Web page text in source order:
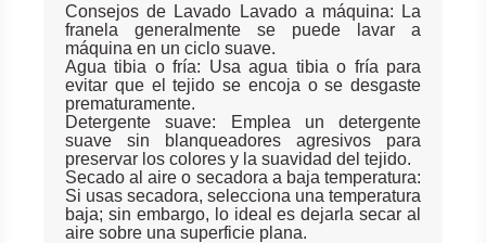
Consejos de Lavado Lavado a máquina: La
franela generalmente se puede lavar a
máquina en un ciclo suave.
Agua tibia o fría: Usa agua tibia o fría para
evitar que el tejido se encoja o se desgaste
prematuramente.
Detergente suave: Emplea un detergente
suave sin blanqueadores agresivos para
preservar los colores y la suavidad del tejido.
Secado al aire o secadora a baja temperatura:
Si usas secadora, selecciona una temperatura
baja; sin embargo, lo ideal es dejarla secar al
aire sobre una superficie plana.